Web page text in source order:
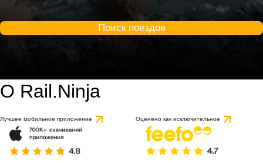
Поиск поездов
О Rail.Ninja
Лучшее мобильное приложение Оценено как исключительное